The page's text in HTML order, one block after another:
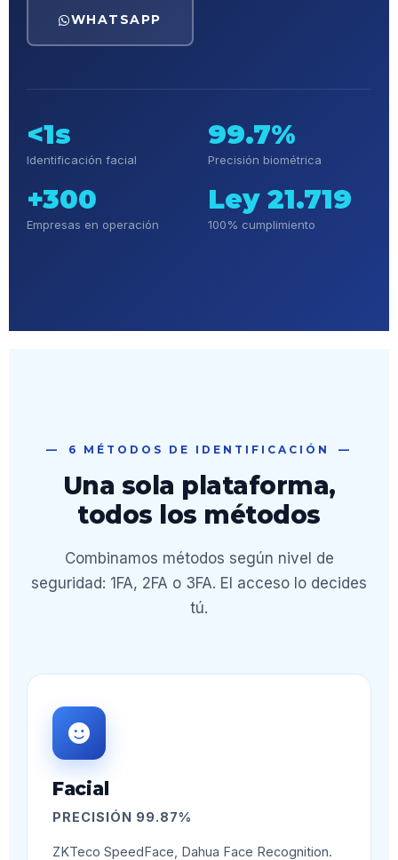
WHATSAPP
<1s
Identificación facial
99.7%
Precisión biométrica
+300
Empresas en operación
Ley 21.719
100% cumplimiento
6 MÉTODOS DE IDENTIFICACIÓN
Una sola plataforma,
todos los métodos
Combinamos métodos según nivel de
seguridad: 1FA, 2FA o 3FA. El acceso lo decides
tú.
Facial
PRECISIÓN 99.87%
ZKTeco SpeedFace, Dahua Face Recognition.